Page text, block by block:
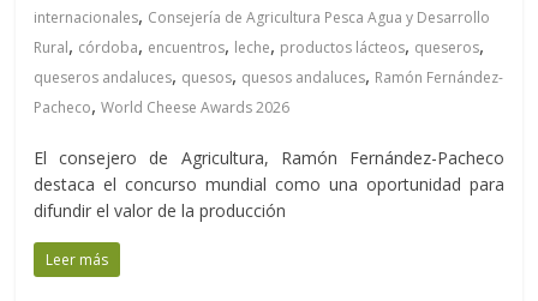
internacionales, Consejería de Agricultura Pesca Agua y Desarrollo
Rural, córdoba, encuentros, leche, productos lácteos, queseros,
queseros andaluces, quesos, quesos andaluces, Ramón Fernández-
Pacheco,World Cheese Awards 2026
El consejero de Agricultura, Ramón Fernández-Pacheco
destaca el concurso mundial como una oportunidad para
difundir el valor de la producción
Leer más